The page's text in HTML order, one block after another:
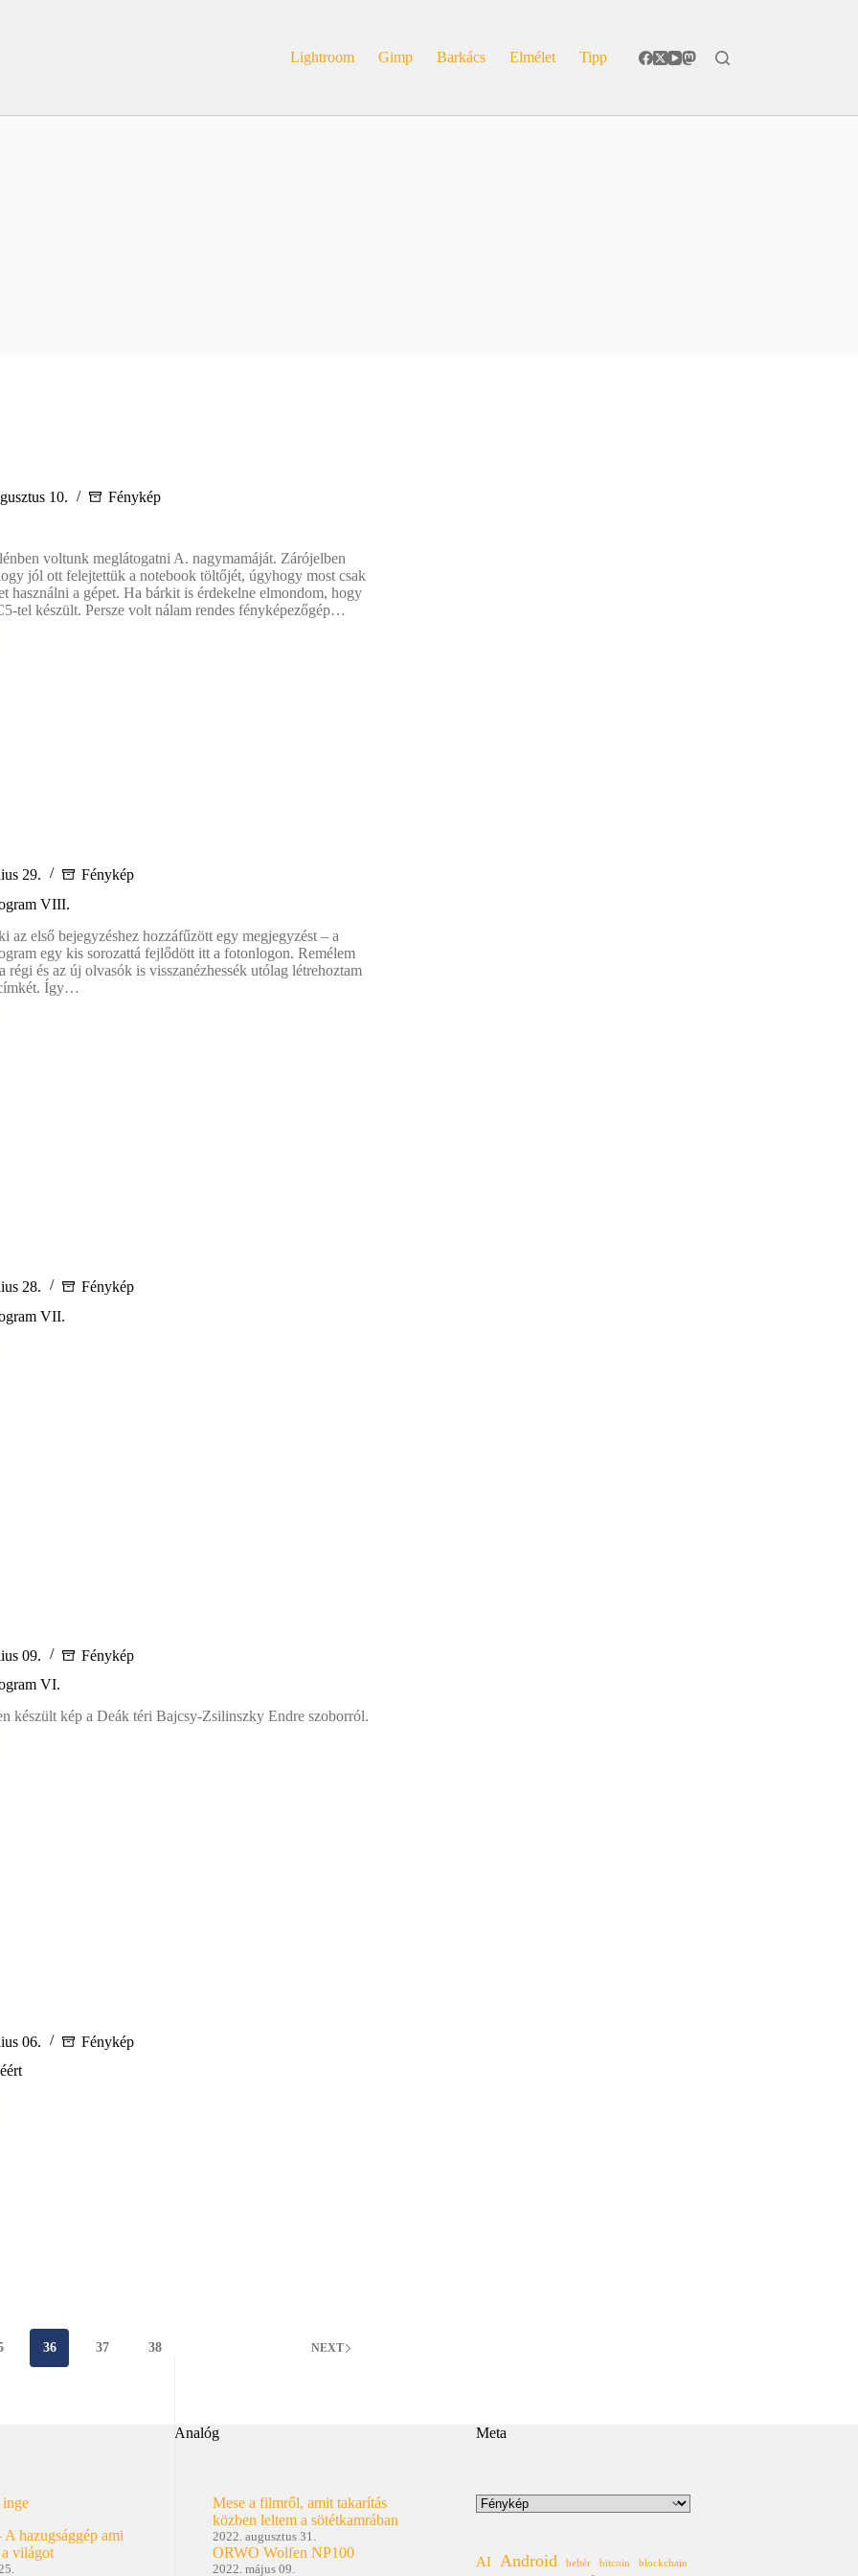
Lightroom
Gimp Barkács Elmélet Tipp
10.
Fénykép
voltunk meglátogatni A. nagymamáját. Zárójelben
jól ott felejtettük a notebook töltőjét, úgyhogy most csak
használni a gépet. Ha bárkit is érdekelne elmondom, hogy
tel készült. Persze volt nálam rendes fényképezőgép…
29.
Fénykép
VIII.
az első bejegyzéshez hozzáfűzött egy megjegyzést – a
egy kis sorozattá fejlődött itt a fotonlogon. Remélem
régi és az új olvasók is visszanézhessék utólag létrehoztam
Így…
28.
Fénykép
VII.
09.
Fénykép
VI.
készült kép a Deák téri Bajcsy-Zsilinszky Endre szoborról.
06.
Fénykép
36 37 38 NEXT
inge
hazugsággép ami
világot
Analóg
Mese a filmről, amit takarítás
közben leltem a sötétkamrában
2022. augusztus 31.
ORWO Wolfen NP100
2022. május 09.
Meta
Kategóriák
AI Android beltér bitcoin blockchain